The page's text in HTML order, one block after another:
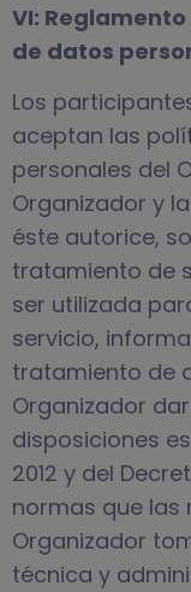
VI:
de datos
Los
aceptan las
personales del
Organizador y
éste autorice,
tratamiento de
ser utilizada
servicio,
tratamiento de
Organizador
disposiciones
2012 y del
normas que las
Organizador
técnica y